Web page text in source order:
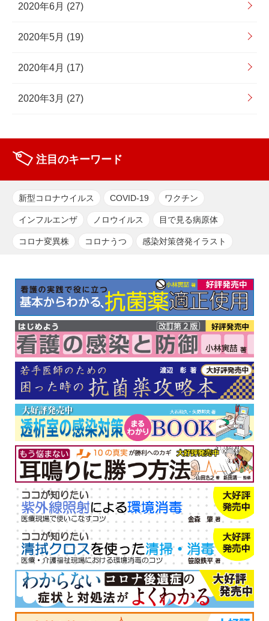
2020年6月 (27)
2020年5月 (19)
2020年4月 (17)
2020年3月 (27)
注目のキーワード
新型コロナウイルス COVID-19 ワクチン
インフルエンザ ノロウイルス 目で見る病原体
コロナ変異株 コロナうつ 感染対策啓発イラスト